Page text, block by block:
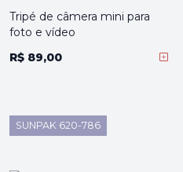
Tripé de câmera mini para
foto e vídeo
R$ 89,00
SUNPAK 620-786